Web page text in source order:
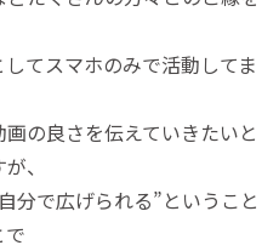
てスマホのみで活動してま
の良さを伝えていきたいと
、
分で広げられる”ということ
で